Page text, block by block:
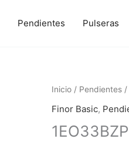
Pendientes Pulseras
Inicio / Pendientes /
Finor Basic,